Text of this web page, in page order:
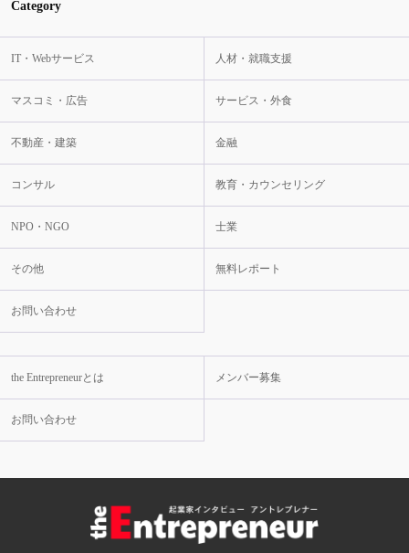
Category
IT・Webサービス 人材・就職支援
マスコミ・広告 サービス・外食
不動産・建築 金融
コンサル 教育・カウンセリング
NPO・NGO 士業
その他 無料レポート
お問い合わせ
the Entrepreneurとは メンバー募集
お問い合わせ